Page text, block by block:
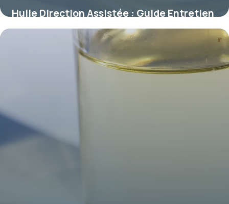
Huile Direction Assistée : Guide Entretien
11 juillet 2026